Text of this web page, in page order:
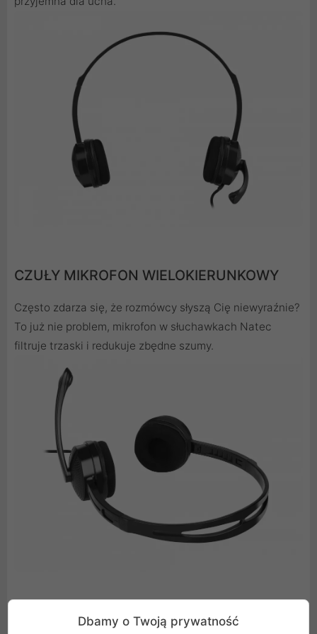
CZUŁY MIKROFON WIELOKIERUNKOWY
Często zdarza się, że rozmówcy słyszą Cię niewyraźnie?
To już nie problem, mikrofon w słuchawkach Natec
filtruje trzaski i redukuje zbędne szumy.
PEŁEN KOMFORT I WYTRZYMAŁOŚĆ
Dbamy o Twoją prywatność